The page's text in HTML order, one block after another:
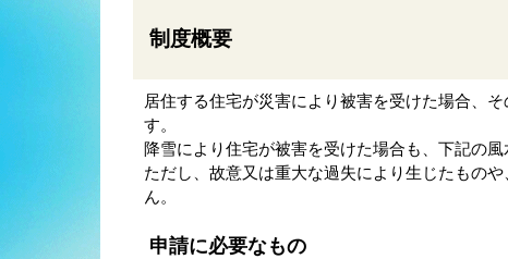
制度概要
居住する住宅が災害により被害を受けた場合、
す。
降雪により住宅が被害を受けた場合も、下記の
ただし、故意又は重大な過失により生じたもの
ん。
申請に必要なもの